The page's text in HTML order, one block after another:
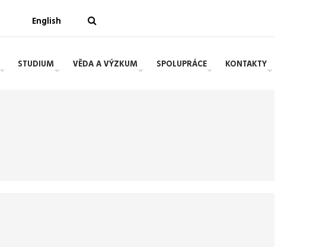
English
STUDIUM VĚDA A VÝZKUM SPOLUPRÁCE KONTAKTY